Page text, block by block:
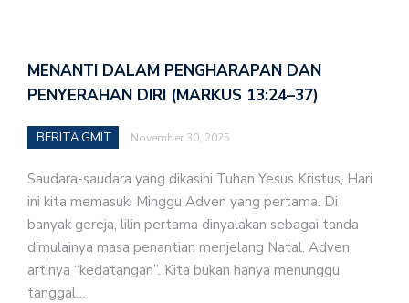
MENANTI DALAM PENGHARAPAN DAN
PENYERAHAN DIRI (MARKUS 13:24–37)
BERITA GMIT November 30, 2025
Saudara-saudara yang dikasihi Tuhan Yesus Kristus, Hari
ini kita memasuki Minggu Adven yang pertama. Di
banyak gereja, lilin pertama dinyalakan sebagai tanda
dimulainya masa penantian menjelang Natal. Adven
artinya “kedatangan”. Kita bukan hanya menunggu
tanggal…